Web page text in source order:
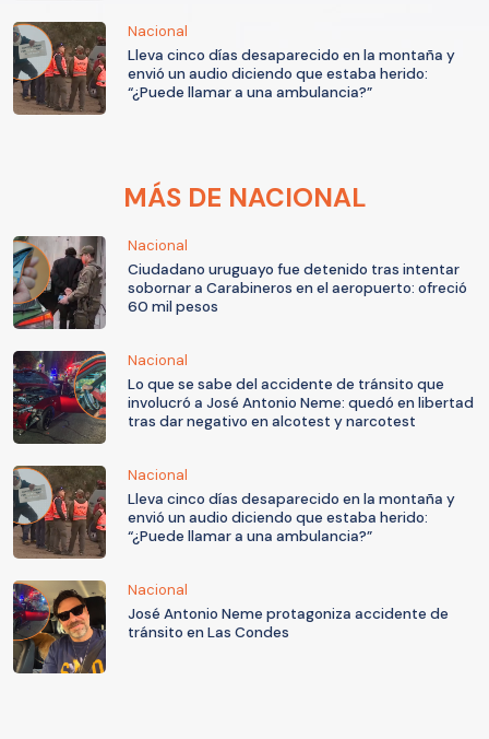
Nacional
Lleva cinco días desaparecido en la montaña y
envió un audio diciendo que estaba herido:
“¿Puede llamar a una ambulancia?”
MÁS DE NACIONAL
Nacional
Ciudadano uruguayo fue detenido tras intentar
sobornar a Carabineros en el aeropuerto: ofreció
60 mil pesos
Nacional
Lo que se sabe del accidente de tránsito que
involucró a José Antonio Neme: quedó en libertad
tras dar negativo en alcotest y narcotest
Nacional
Lleva cinco días desaparecido en la montaña y
envió un audio diciendo que estaba herido:
“¿Puede llamar a una ambulancia?”
Nacional
José Antonio Neme protagoniza accidente de
tránsito en Las Condes